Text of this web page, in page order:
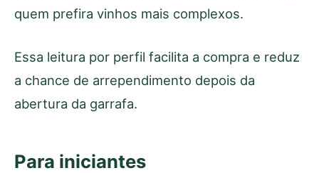
quem prefira vinhos mais complexos.
Essa leitura por perfil facilita a compra e reduz
a chance de arrependimento depois da
abertura da garrafa.
Para iniciantes